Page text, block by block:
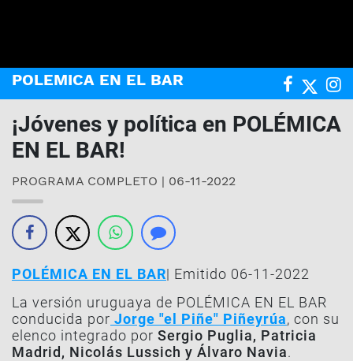
POLEMICA EN EL BAR
¡Jóvenes y política en POLÉMICA
EN EL BAR!
PROGRAMA COMPLETO | 06-11-2022
POLÉMICA EN EL BAR| Emitido 06-11-2022
La versión uruguaya de POLÉMICA EN EL BAR
conducida por Jorge "el Piñe" Piñeyrúa, con su
elenco integrado por Sergio Puglia, Patricia
Madrid, Nicolás Lussich y Álvaro Navia.